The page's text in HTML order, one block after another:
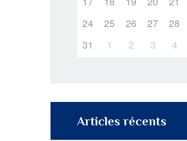
24
25 26 27 28
31
1 2 3 4
Articles récents